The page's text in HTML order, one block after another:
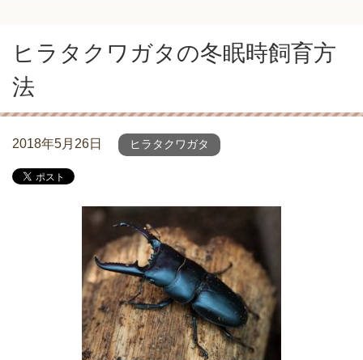
ヒラタクワガタの冬眠時飼育方
法
2018年5月26日 ヒラタクワガタ